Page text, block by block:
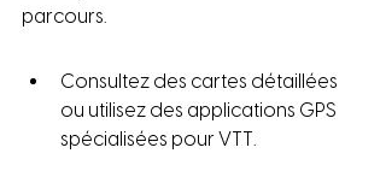
parcours.
Consultez des cartes détaillées
ou utilisez des applications GPS
spécialisées pour VTT.